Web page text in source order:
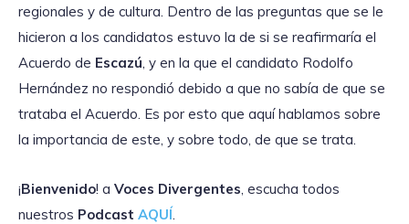
regionales y de cultura. Dentro de las preguntas que se le
hicieron a los candidatos estuvo la de si se reafirmaría el
Acuerdo de Escazú , y en la que el candidato Rodolfo
Hernández no respondió debido a que no sabía de que se
trataba el Acuerdo. Es por esto que aquí hablamos sobre
la importancia de este, y sobre todo, de que se trata.
¡Bienvenido! a Voces Divergentes , escucha todos
nuestros Podcast AQUÍ